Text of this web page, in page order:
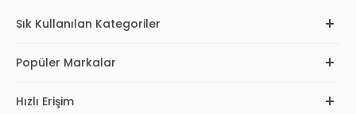
Sık Kullanılan Kategoriler
Popüler Markalar
Hızlı Erişim